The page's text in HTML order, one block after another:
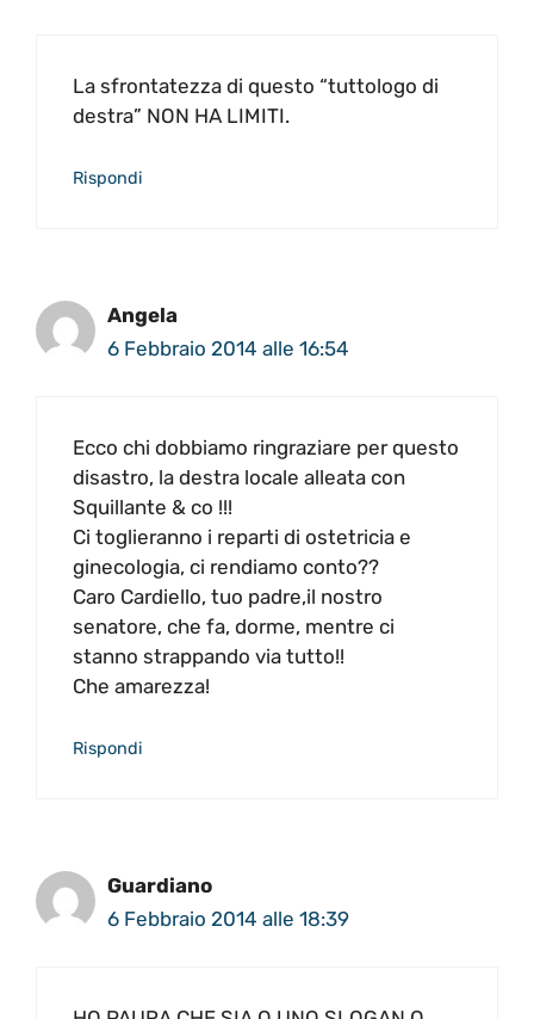
La sfrontatezza di questo “tuttologo di
destra” NON HA LIMITI.
Rispondi
Angela
6 Febbraio 2014 alle 16:54
Ecco chi dobbiamo ringraziare per questo
disastro, la destra locale alleata con
Squillante & co !!!
Ci toglieranno i reparti di ostetricia e
ginecologia, ci rendiamo conto??
Caro Cardiello, tuo padre,il nostro
senatore, che fa, dorme, mentre ci
stanno strappando via tutto!!
Che amarezza!
Rispondi
Guardiano
6 Febbraio 2014 alle 18:39